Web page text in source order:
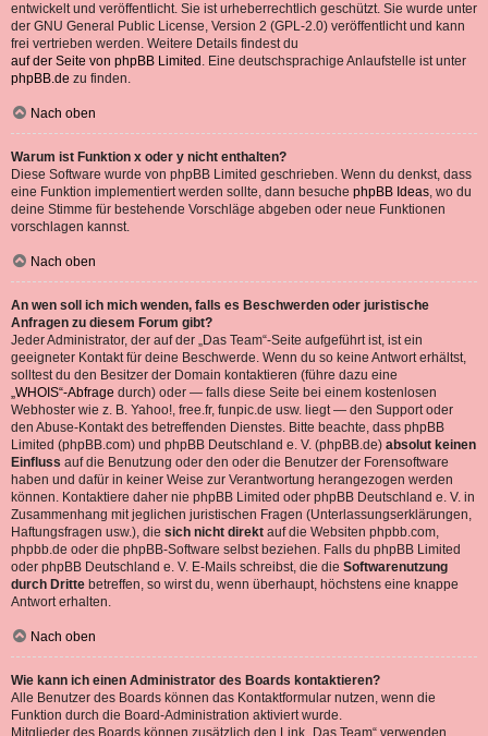
entwickelt und veröffentlicht. Sie ist urheberrechtlich geschützt. Sie wurde unter
der GNU General Public License, Version 2 (GPL-2.0) veröffentlicht und kann
frei vertrieben werden. Weitere Details findest du
auf der Seite von phpBB Limited . Eine deutschsprachige Anlaufstelle ist unter
phpBB.de zu finden.
Nach oben
Warum ist Funktion x oder y nicht enthalten?
Diese Software wurde von phpBB Limited geschrieben. Wenn du denkst, dass
eine Funktion implementiert werden sollte, dann besuche phpBB Ideas, wo du
deine Stimme für bestehende Vorschläge abgeben oder neue Funktionen
vorschlagen kannst.
Nach oben
An wen soll ich mich wenden, falls es Beschwerden oder juristische
Anfragen zu diesem Forum gibt?
Jeder Administrator, der auf der „Das Team“-Seite aufgeführt ist, ist ein
geeigneter Kontakt für deine Beschwerde. Wenn du so keine Antwort erhältst,
solltest du den Besitzer der Domain kontaktieren (führe dazu eine
„WHOIS“-Abfrage durch) oder — falls diese Seite bei einem kostenlosen
Webhoster wie z. B. Yahoo!, free.fr, funpic.de usw. liegt — den Support oder
den Abuse-Kontakt des betreffenden Dienstes. Bitte beachte, dass phpBB
Limited (phpBB.com) und phpBB Deutschland e. V. (phpBB.de) absolut keinen
Einfluss auf die Benutzung oder den oder die Benutzer der Forensoftware
haben und dafür in keiner Weise zur Verantwortung herangezogen werden
können. Kontaktiere daher nie phpBB Limited oder phpBB Deutschland e. V. in
Zusammenhang mit jeglichen juristischen Fragen (Unterlassungserklärungen,
Haftungsfragen usw.), die sich nicht direkt auf die Websiten phpbb.com,
phpbb.de oder die phpBB-Software selbst beziehen. Falls du phpBB Limited
oder phpBB Deutschland e. V. E-Mails schreibst, die die Softwarenutzung
durch Dritte betreffen, so wirst du, wenn überhaupt, höchstens eine knappe
Antwort erhalten.
Nach oben
Wie kann ich einen Administrator des Boards kontaktieren?
Alle Benutzer des Boards können das Kontaktformular nutzen, wenn die
Funktion durch die Board-Administration aktiviert wurde.
Mitglieder des Boards können zusätzlich den Link „Das Team“ verwenden.